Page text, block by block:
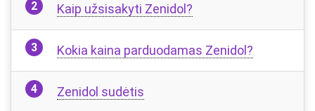
Kaip užsisakyti Zenidol?
Kokia kaina parduodamas Zenidol?
Zenidol sudėtis